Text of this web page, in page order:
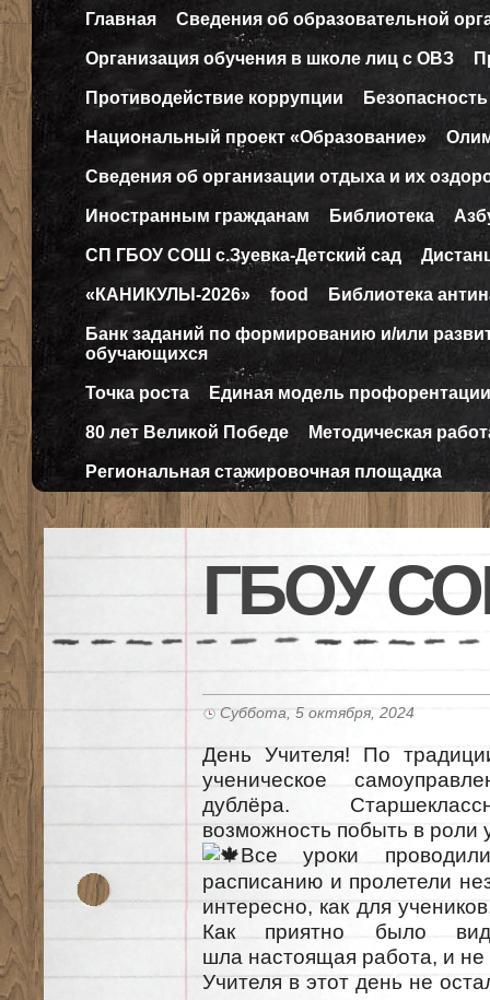
Главная Сведения об образовательной
Организация обучения в школе лиц с ОВЗ
Противодействие коррупции Безопасность
Национальный проект «Образование»
Сведения об организации отдыха и их
Иностранным гражданам Библиотека
СП ГБОУ СОШ с.Зуевка-Детский сад
«КАНИКУЛЫ-2026» food Библиотека
Банк заданий по формированию и/или
обучающихся
Точка роста Единая модель профорентации
80 лет Великой Победе Методическая
Региональная стажировочная площадка
ГБОУ
Суббота, 5 октября, 2024
День Учителя! По
ученическое
дублёра.
возможность побыть в роли
Все уроки
расписанию и пролетели
интересно, как для
Как приятно было
шла настоящая работа, и
Учителя в этот день не